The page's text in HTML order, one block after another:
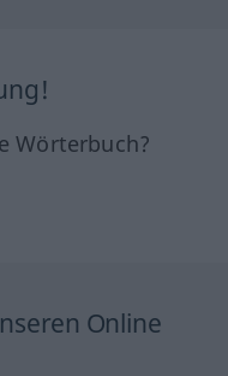
Wörterbuch?
Online